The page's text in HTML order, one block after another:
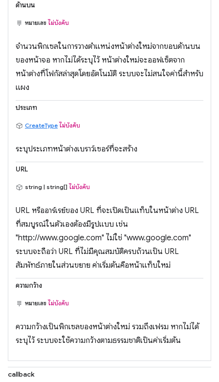
ด้านบน
หมายเลข ไม่บังคับ
จำนวนพิกเซลในการวางตำแหน่งหน้าต่างใหม่จากขอบด้านบน
ของหน้าจอ หากไม่ได้ระบุไว้ หน้าต่างใหม่จะออฟเซ็ตจาก
หน้าต่างที่โฟกัสล่าสุดโดยอัตโนมัติ ระบบจะไม่สนใจค่านี้สำหรับ
แผง
ประเภท
CreateType ไม่บังคับ
ระบุประเภทหน้าต่างเบราว์เซอร์ที่จะสร้าง
URL
string | string[] ไม่บังคับ
URL หรืออาร์เรย์ของ URL ที่จะเปิดเป็นแท็บในหน้าต่าง URL
ที่สมบูรณ์ในตัวเองต้องมีรูปแบบ เช่น
"http://www.google.com" ไม่ใช่ "www.google.com"
ระบบจะถือว่า URL ที่ไม่มีคุณสมบัติครบถ้วนเป็น URL
สัมพัทธ์ภายในส่วนขยาย ค่าเริ่มต้นคือหน้าแท็บใหม่
ความกว้าง
หมายเลข ไม่บังคับ
ความกว้างเป็นพิกเซลของหน้าต่างใหม่ รวมถึงเฟรม หากไม่ได้
ระบุไว้ ระบบจะใช้ความกว้างตามธรรมชาติเป็นค่าเริ่มต้น
callback